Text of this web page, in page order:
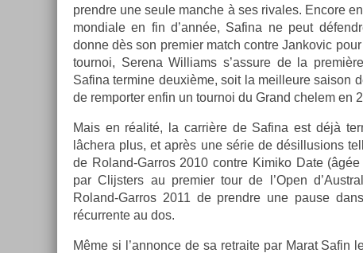
pre­ndre une seule man­che à ses rivales. En­core
mon­diale en fin d’année, Safina ne peut
donne dès son pre­mi­er match con­tre Jan­kovic
tour­noi, Serena Wil­liams s’as­sure de la
Safina ter­mine deuxième, soit la meil­leure saison
de re­mport­er enfin un tour­noi du Grand chelem en
Mais en réalité, la carrière de Safina est déjà
lâchera plus, et après une série de désil­lus­ions
de Roland-Garros 2010 con­tre Kimiko Date
par Clijst­ers au pre­mi­er tour de l’Open
Roland-Garros 2011 de pre­ndre une pause
récur­rente au dos.
Même si l’an­nonce de sa re­traite par Marat Safin